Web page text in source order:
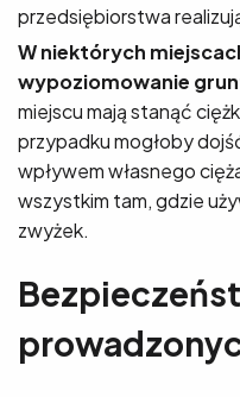
przedsiębiorstwa
W niektórych
wypoziomowanie
miejscu mają stanąć
przypadku mogłoby
wpływem własnego
wszystkim tam, gdzie
zwyżek.